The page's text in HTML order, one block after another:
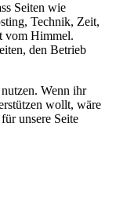
Seiten wie
Technik, Zeit,
vom Himmel.
den Betrieb
Wenn ihr
wollt, wäre
unsere Seite